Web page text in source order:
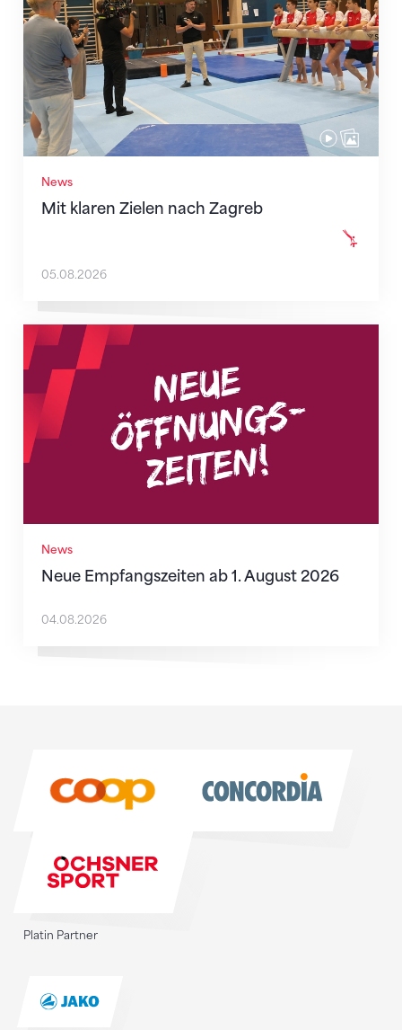
News
Mit klaren Zielen nach Zagreb
05.08.2026
News
Neue Empfangszeiten ab 1. August 2026
Neue Empfangszeiten ab 1. August 2026
04.08.2026
Platin Partner